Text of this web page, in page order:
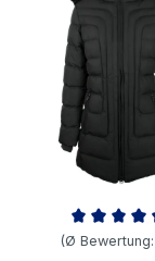
Durchschnittliche
(Ø